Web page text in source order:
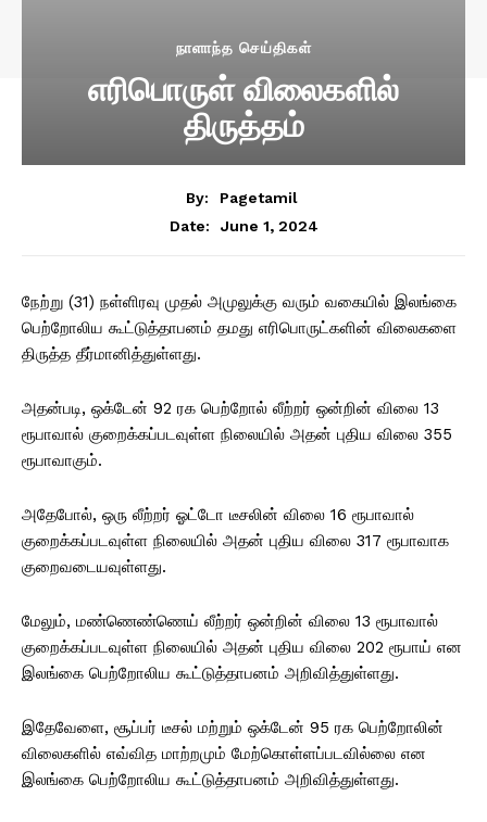
நாளாந்த செய்திகள்
எரிபொருள் விலைகளில்
திருத்தம்
By:
Pagetamil
Date:
June 1, 2024
நேற்று (31) நள்ளிரவு முதல் அமுலுக்கு வரும் வகையில் இலங்கை
பெற்றோலிய கூட்டுத்தாபனம் தமது எரிபொருட்களின் விலைகளை
திருத்த தீர்மானித்துள்ளது.
அதன்படி, ஒக்டேன் 92 ரக பெற்றோல் லீற்றர் ஒன்றின் விலை 13
ரூபாவால் குறைக்கப்படவுள்ள நிலையில் அதன் புதிய விலை 355
ரூபாவாகும்.
அதேபோல், ஒரு லீற்றர் ஓட்டோ டீசலின் விலை 16 ரூபாவால்
குறைக்கப்படவுள்ள நிலையில் அதன் புதிய விலை 317 ரூபாவாக
குறைவடையவுள்ளது.
மேலும், மண்ணெண்ணெய் லீற்றர் ஒன்றின் விலை 13 ரூபாவால்
குறைக்கப்படவுள்ள நிலையில் அதன் புதிய விலை 202 ரூபாய் என
இலங்கை பெற்றோலிய கூட்டுத்தாபனம் அறிவித்துள்ளது.
இதேவேளை, சூப்பர் டீசல் மற்றும் ஒக்டேன் 95 ரக பெற்றோலின்
விலைகளில் எவ்வித மாற்றமும் மேற்கொள்ளப்படவில்லை என
இலங்கை பெற்றோலிய கூட்டுத்தாபனம் அறிவித்துள்ளது.